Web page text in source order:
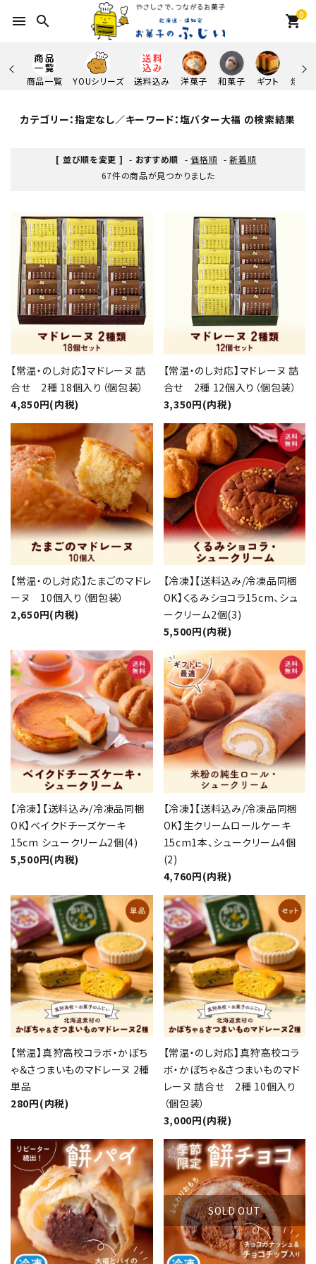
menu search 0
shopping_cart
商品一覧 YOUシリーズ 送料込み 洋菓子 和菓子 ギフト 焼き
カテゴリー：指定なし／キーワード：塩バター大福 の検索結果
[ 並び順を変更 ] - おすすめ順 -価格順 -新着順
67件の商品が見つかりました
【常温・のし対応】マドレーヌ 詰
合せ 2種 18個入り（個包装）
4,850円(内税)
【常温・のし対応】マドレーヌ 詰
合せ 2種 12個入り（個包装）
3,350円(内税)
【常温・のし対応】たまごのマドレ
ーヌ 10個入り（個包装）
2,650円(内税)
【冷凍】【送料込み/冷凍品同梱
OK】くるみショコラ15cm、シュ
ークリーム2個(3)
5,500円(内税)
【冷凍】【送料込み/冷凍品同梱
OK】ベイクドチーズケーキ
15cm シュークリーム2個(4)
5,500円(内税)
【冷凍】【送料込み/冷凍品同梱
OK】生クリームロールケーキ
15cm1本、シュークリーム4個
(2)
4,760円(内税)
【常温】真狩高校コラボ・かぼち
ゃ＆さつまいものマドレーヌ 2種
単品
280円(内税)
【常温・のし対応】真狩高校コラ
ボ・かぼちゃ＆さつまいものマド
レーヌ 詰合せ 2種 10個入り
（個包装）
3,000円(内税)
SOLD OUT